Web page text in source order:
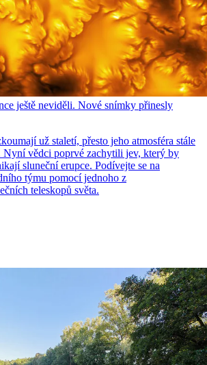
ještě neviděli. Nové snímky přinesly
už staletí, přesto jeho atmosféra stále
Nyní vědci poprvé zachytili jev, který by
sluneční erupce. Podívejte se na
týmu pomocí jednoho z
teleskopů světa.